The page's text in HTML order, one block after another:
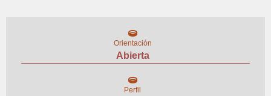
Orientación
Abierta
Perfil